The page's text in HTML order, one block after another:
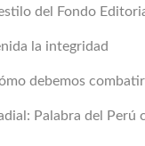
del Fondo
la integridad
debemos
Palabra del Perú